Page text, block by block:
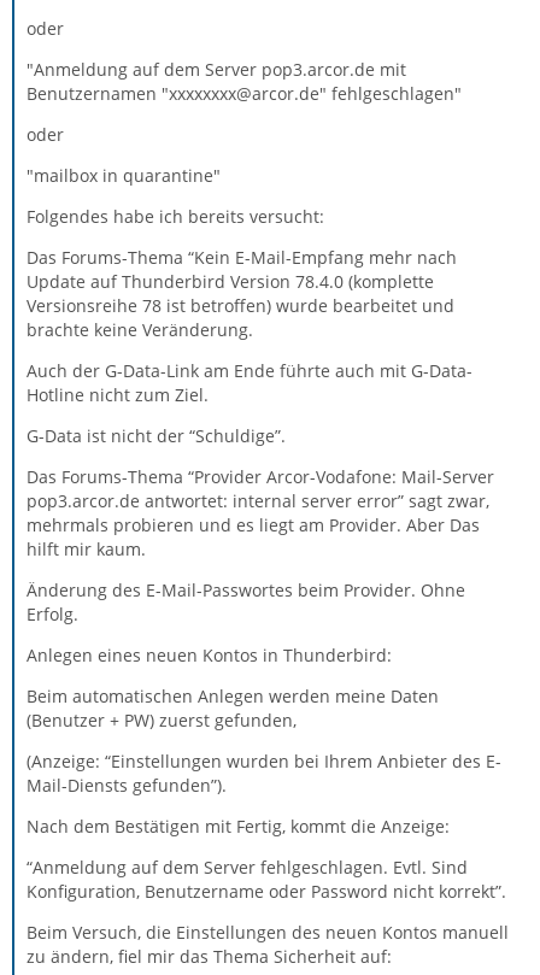
oder
"Anmeldung auf dem Server pop3.arcor.de mit
Benutzernamen "xxxxxxxx@arcor.de" fehlgeschlagen"
oder
"mailbox in quarantine"
Folgendes habe ich bereits versucht:
Das Forums-Thema “Kein E-Mail-Empfang mehr nach
Update auf Thunderbird Version 78.4.0 (komplette
Versionsreihe 78 ist betroffen) wurde bearbeitet und
brachte keine Veränderung.
Auch der G-Data-Link am Ende führte auch mit G-Data-
Hotline nicht zum Ziel.
G-Data ist nicht der “Schuldige”.
Das Forums-Thema “Provider Arcor-Vodafone: Mail-Server
pop3.arcor.de antwortet: internal server error” sagt zwar,
mehrmals probieren und es liegt am Provider. Aber Das
hilft mir kaum.
Änderung des E-Mail-Passwortes beim Provider. Ohne
Erfolg.
Anlegen eines neuen Kontos in Thunderbird:
Beim automatischen Anlegen werden meine Daten
(Benutzer + PW) zuerst gefunden,
(Anzeige: “Einstellungen wurden bei Ihrem Anbieter des E-
Mail-Diensts gefunden”).
Nach dem Bestätigen mit Fertig, kommt die Anzeige:
“Anmeldung auf dem Server fehlgeschlagen. Evtl. Sind
Konfiguration, Benutzername oder Password nicht korrekt”.
Beim Versuch, die Einstellungen des neuen Kontos manuell
zu ändern, fiel mir das Thema Sicherheit auf: